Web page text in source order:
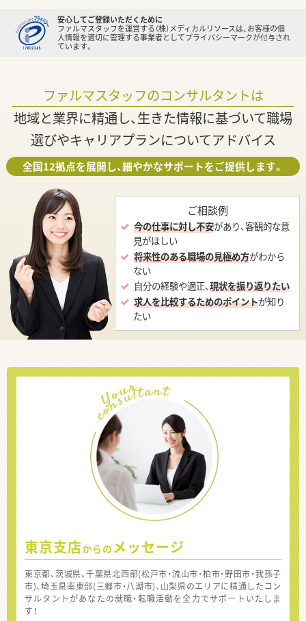
安心してご登録いただくために
ファルマスタッフを運営する（株）メディカルリソースは、お客様の個
人情報を適切に管理する事業者としてプライバシーマークが付与され
ています。
ファルマスタッフのコンサルタントは
地域と業界に精通し、生きた情報に基づいて職場
選びやキャリアプランについてアドバイス
全国12拠点を展開し、細やかなサポートをご提供します。
ご相談例
今の仕事に対し不安があり、客観的な意
見がほしい
将来性のある職場の見極め方がわから
ない
自分の経験や適正、現状を振り返りたい
求人を比較するためのポイントが知り
たい
東京支店からの メッセージ
東京都、茨城県、千葉県北西部(松戸市・流山市・柏市・野田市・我孫子
市)、埼玉県南東部(三郷市・八潮市)、山梨県のエリアに精通したコン
サルタントがあなたの就職・転職活動を全力でサポートいたしま
す！